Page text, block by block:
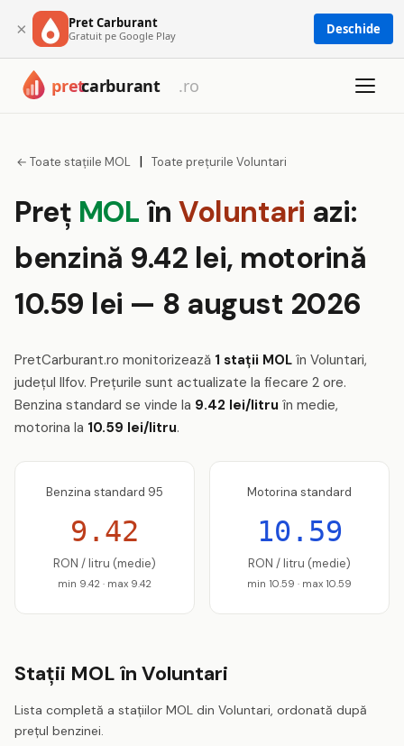
× Pret Carburant
Gratuit pe Google Play Deschide
← Toate stațiile MOL | Toate prețurile Voluntari
Preț MOL în Voluntari azi:
benzină 9.42 lei, motorină
10.59 lei — 8 august 2026
PretCarburant.ro monitorizează 1 stații MOL în Voluntari,
județul Ilfov. Prețurile sunt actualizate la fiecare 2 ore.
Benzina standard se vinde la 9.42 lei/litru în medie,
motorina la 10.59 lei/litru.
Benzina standard 95
9.42
RON / litru (medie)
min 9.42 · max 9.42
Motorina standard
10.59
RON / litru (medie)
min 10.59 · max 10.59
Stații MOL în Voluntari
Lista completă a stațiilor MOL din Voluntari, ordonată după
prețul benzinei.